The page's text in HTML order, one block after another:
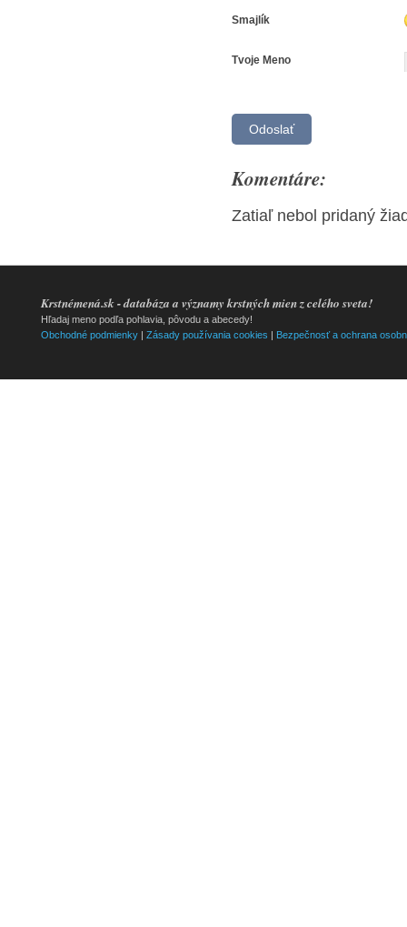
Smajlík
Tvoje Meno
Komentáre:
Zatiaľ nebol pridaný
Krstnémená.sk - databáza a významy krstných mien z celého sveta!
Hľadaj meno podľa pohlavia, pôvodu a abecedy!
Obchodné podmienky
Zásady používania cookies Bezpečnosť a ochrana